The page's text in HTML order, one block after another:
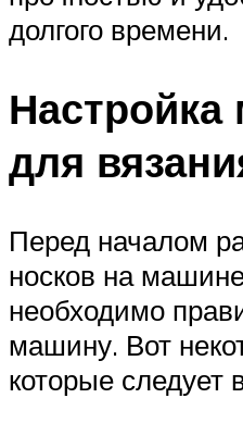
долгого времени.
для
Перед началом
носков на
необходимо
машину. Вот
которые следует